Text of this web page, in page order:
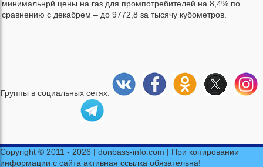
минимальнрй цены на газ для промпотребителей на 8,4% по
сравнению с декабрем – до 9772,8 за тысячу кубометров.
Группы в социальных сетях:
Copyright © 2011 - 2026 | donbass-info.com | При копировании
информации с сайта активная ссылка обязательна!